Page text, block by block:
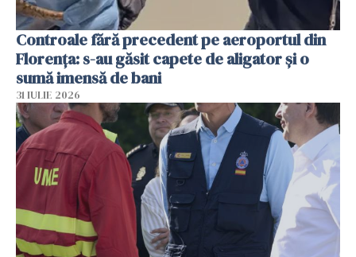
Controale fără precedent pe aeroportul din
Florența: s-au găsit capete de aligator și o
sumă imensă de bani
31 IULIE 2026